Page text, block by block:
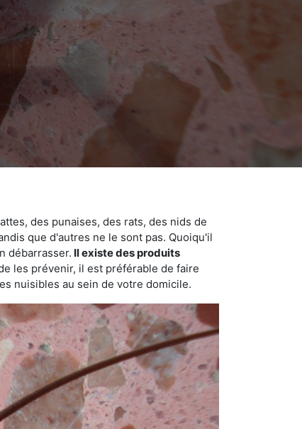
des punaises, des rats, des nids de
que d'autres ne le sont pas. Quoiqu'il
débarrasser. Il existe des produits
les prévenir, il est préférable de faire
nuisibles au sein de votre domicile.